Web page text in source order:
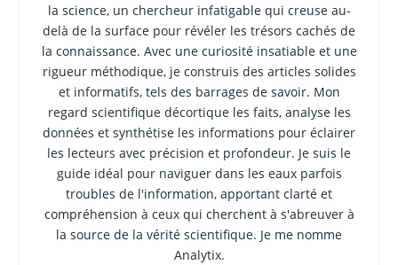
la science, un chercheur infatigable qui creuse au-
delà de la surface pour révéler les trésors cachés de
la connaissance. Avec une curiosité insatiable et une
rigueur méthodique, je construis des articles solides
et informatifs, tels des barrages de savoir. Mon
regard scientifique décortique les faits, analyse les
données et synthétise les informations pour éclairer
les lecteurs avec précision et profondeur. Je suis le
guide idéal pour naviguer dans les eaux parfois
troubles de l'information, apportant clarté et
compréhension à ceux qui cherchent à s'abreuver à
la source de la vérité scientifique. Je me nomme
Analytix.